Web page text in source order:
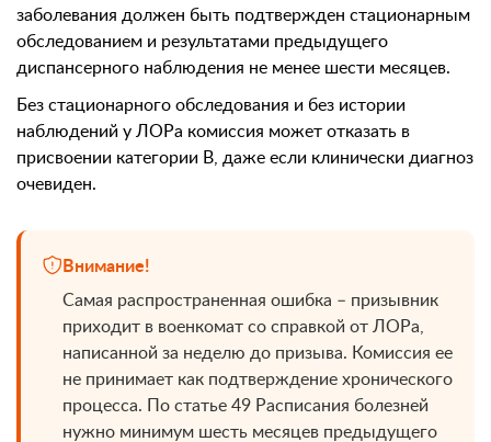
заболевания должен быть подтвержден стационарным
обследованием и результатами предыдущего
диспансерного наблюдения не менее шести месяцев.
Без стационарного обследования и без истории
наблюдений у ЛОРа комиссия может отказать в
присвоении категории В, даже если клинически диагноз
очевиден.
Внимание!
Самая распространенная ошибка – призывник
приходит в военкомат со справкой от ЛОРа,
написанной за неделю до призыва. Комиссия ее
не принимает как подтверждение хронического
процесса. По статье 49 Расписания болезней
нужно минимум шесть месяцев предыдущего